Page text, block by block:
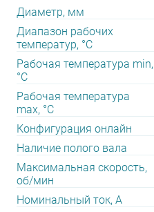
Диаметр, мм
Диапазон рабочих
температур, °С
Рабочая температура min,
°С
Рабочая температура
max, °С
Конфигурация онлайн
Наличие полого вала
Максимальная скорость,
об/мин
Номинальный ток, А